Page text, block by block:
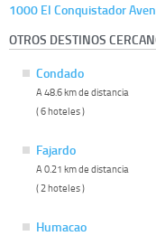
1000 El Conquistador
OTROS DESTINOS
Condado
A 48.6 km de distancia
( 6 hoteles )
Fajardo
A 0.21 km de distancia
( 2 hoteles )
Humacao